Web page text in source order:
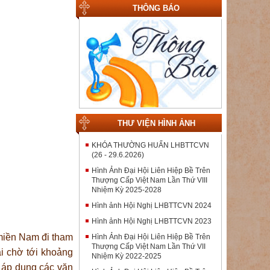
Nam đi tham
chờ tới khoảng
dụng các văn
THÔNG BÁO
THƯ VIỆN HÌNH ẢNH
KHÓA THƯỜNG HUẤN LHBTTCVN
(26 - 29.6.2026)
Hình Ảnh Đại Hội Liên Hiệp Bề Trên
Thượng Cấp Việt Nam Lần Thứ VIII
Nhiệm Kỳ 2025-2028
Hình ảnh Hội Nghị LHBTTCVN 2024
Hình ảnh Hội Nghị LHBTTCVN 2023
Hình Ảnh Đại Hội Liên Hiệp Bề Trên
Thượng Cấp Việt Nam Lần Thứ VII
Nhiệm Kỳ 2022-2025